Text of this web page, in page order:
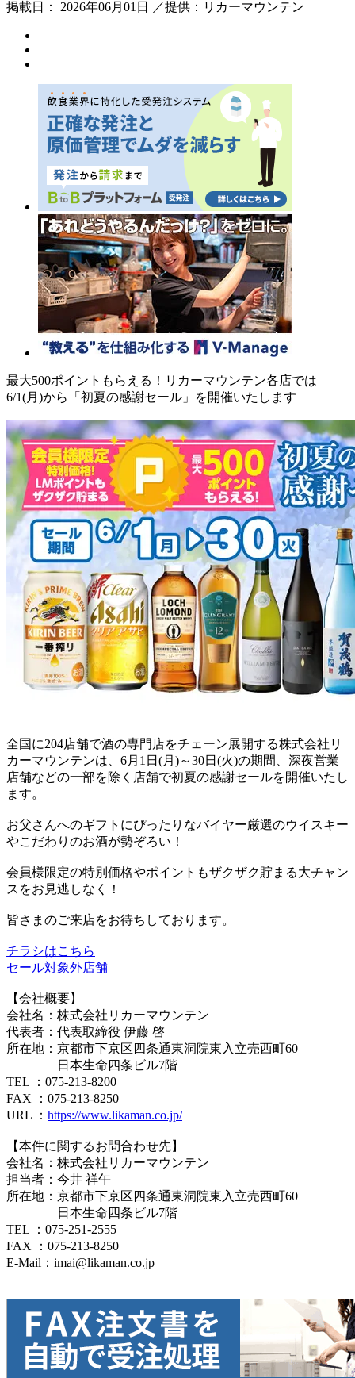
掲載日： 2026年06月01日 ／提供：リカーマウンテン
最大500ポイントもらえる！リカーマウンテン各店では
6/1(月)から「初夏の感謝セール」を開催いたします
全国に204店舗で酒の専門店をチェーン展開する株式会社リ
カーマウンテンは、6月1日(月)～30日(火)の期間、深夜営業
店舗などの一部を除く店舗で初夏の感謝セールを開催いたし
ます。
お父さんへのギフトにぴったりなバイヤー厳選のウイスキー
やこだわりのお酒が勢ぞろい！
会員様限定の特別価格やポイントもザクザク貯まる大チャン
スをお見逃しなく！
皆さまのご来店をお待ちしております。
チラシはこちら
セール対象外店舗
【会社概要】
会社名：株式会社リカーマウンテン
代表者：代表取締役 伊藤 啓
所在地：京都市下京区四条通東洞院東入立売西町60
日本生命四条ビル7階
TEL ：075-213-8200
FAX ：075-213-8250
URL ： https://www.likaman.co.jp/
【本件に関するお問合わせ先】
会社名：株式会社リカーマウンテン
担当者：今井 祥午
所在地：京都市下京区四条通東洞院東入立売西町60
日本生命四条ビル7階
TEL ：075-251-2555
FAX ：075-213-8250
E-Mail：imai@likaman.co.jp